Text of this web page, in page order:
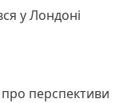
у Лондоні
перспективи